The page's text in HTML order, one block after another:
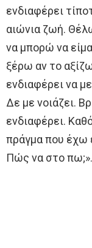
ενδιαφέρει
αιώνια ζωή.
να μπορώ να
ξέρω αν το
ενδιαφέρει να
Δε με νοιάζει.
ενδιαφέρει.
πράγμα που έχω
Πώς να στο πω;».